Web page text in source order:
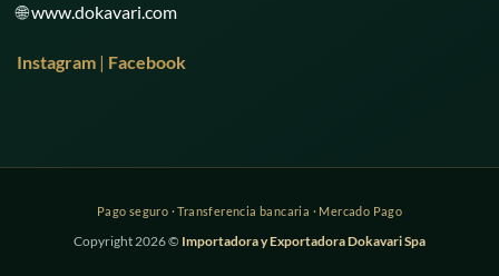
🌐www.dokavari.com
Instagram | Facebook
Copyright 2026 © Importadora y Exportadora Dokavari Spa